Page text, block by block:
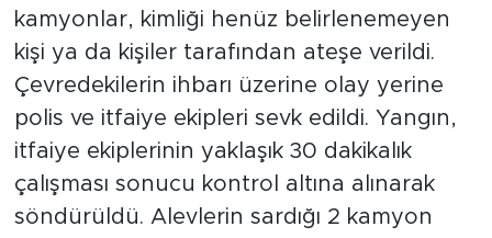
kamyonlar, kimliği henüz belirlenemeyen
kişi ya da kişiler tarafından ateşe verildi.
Çevredekilerin ihbarı üzerine olay yerine
polis ve itfaiye ekipleri sevk edildi. Yangın,
itfaiye ekiplerinin yaklaşık 30 dakikalık
çalışması sonucu kontrol altına alınarak
söndürüldü. Alevlerin sardığı 2 kamyon